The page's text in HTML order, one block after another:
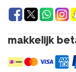
makkelijk